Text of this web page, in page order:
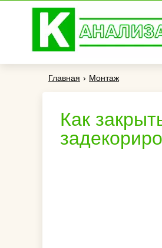
Главная › Монтаж
Как